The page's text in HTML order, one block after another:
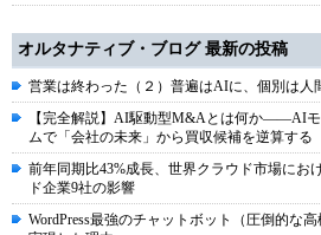
オルタナティブ・ブログ 最新の投稿
営業は終わった（２）普遍はAIに、個別は人
【完全解説】AI駆動型M&Aとは何か――AIモ
ムで「会社の未来」から買収候補を逆算する
前年同期比43%成長、世界クラウド市場にお
ド企業9社の影響
WordPress最強のチャットボット（圧倒的な